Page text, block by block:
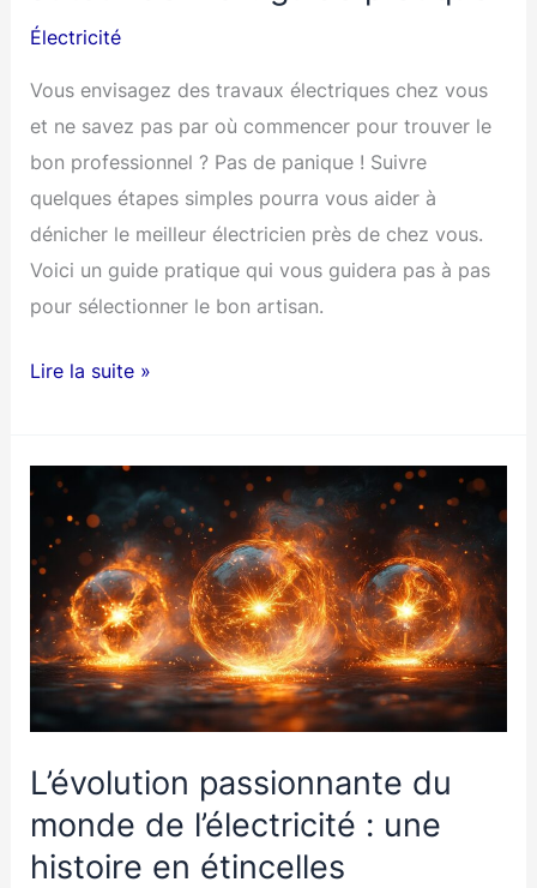
Électricité
Vous envisagez des travaux électriques chez vous
et ne savez pas par où commencer pour trouver le
bon professionnel ? Pas de panique ! Suivre
quelques étapes simples pourra vous aider à
dénicher le meilleur électricien près de chez vous.
Voici un guide pratique qui vous guidera pas à pas
pour sélectionner le bon artisan.
Trouver
électricien
autour
de
moi
:
guide
pratique
Lire la suite »
L’évolution passionnante du
monde de l’électricité : une
histoire en étincelles